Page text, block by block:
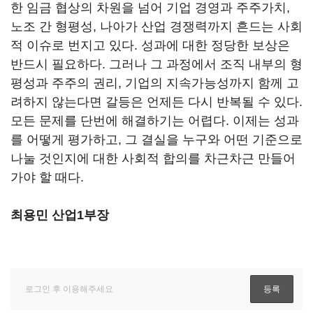
한 임금 협상의 차원을 넘어 기업 경영과 주주가치,
노조 간 형평성, 나아가 산업 경쟁력까지 흔드는 사회
적 이슈로 번지고 있다. 성과에 대한 정당한 보상은
반드시 필요하다. 그러나 그 과정에서 조직 내부의 형
평성과 주주의 권리, 기업의 지속가능성까지 함께 고
려하지 않는다면 갈등은 언제든 다시 반복될 수 있다.
모든 문제를 단번에 해결하기는 어렵다. 이제는 성과
를 어떻게 평가하고, 그 결실을 누구와 어떤 기준으로
나눌 것인지에 대한 사회적 합의를 차근차근 만들어
가야 할 때다.
최용민 산업1부장